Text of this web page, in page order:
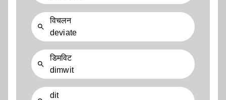
विचलन
deviate
डिमविट
dimwit
dit